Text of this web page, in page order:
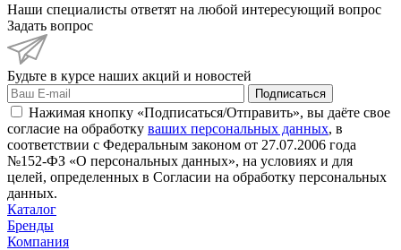
Наши специалисты ответят на любой интересующий вопрос
Задать вопрос
Будьте в курсе наших акций и новостей
Подписаться
Нажимая кнопку «Подписаться/Отправить», вы даёте свое
согласие на обработку ваших персональных данных, в
соответствии с Федеральным законом от 27.07.2006 года
№152-ФЗ «О персональных данных», на условиях и для
целей, определенных в Согласии на обработку персональных
данных.
Каталог
Бренды
Компания